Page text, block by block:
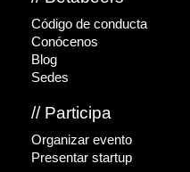
Código de conducta
Conócenos
Blog
Sedes
// Participa
Organizar evento
Presentar startup